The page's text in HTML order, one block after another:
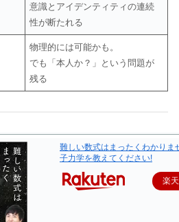
意識とアイデンティティの連続
性が断たれる
物理的には可能かも。
でも「本人か？」という問題が
残る
難しい数式はまったくわかりま
子力学を教えてください!
楽